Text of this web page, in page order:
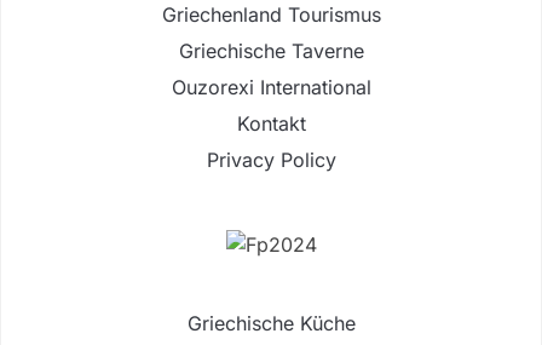
Griechenland Tourismus
Griechische Taverne
Ouzorexi International
Kontakt
Privacy Policy
Griechische Küche